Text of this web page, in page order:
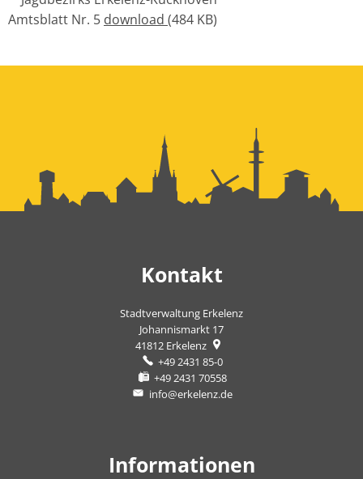
Amtsblatt Nr. 5 download (484 KB)
Kontakt
Stadtverwaltung Erkelenz
Johannismarkt 17
41812 Erkelenz
+49 2431 85-0
+49 2431 70558
info@erkelenz.de
Informationen